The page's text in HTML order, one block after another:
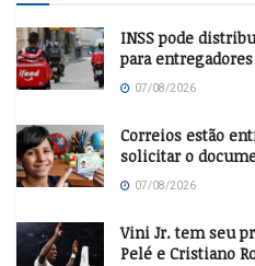
INSS pode
para
07/08/2026
Correios estão
solicitar o
07/08/2026
Vini Jr. tem seu
Pelé e Cristiano